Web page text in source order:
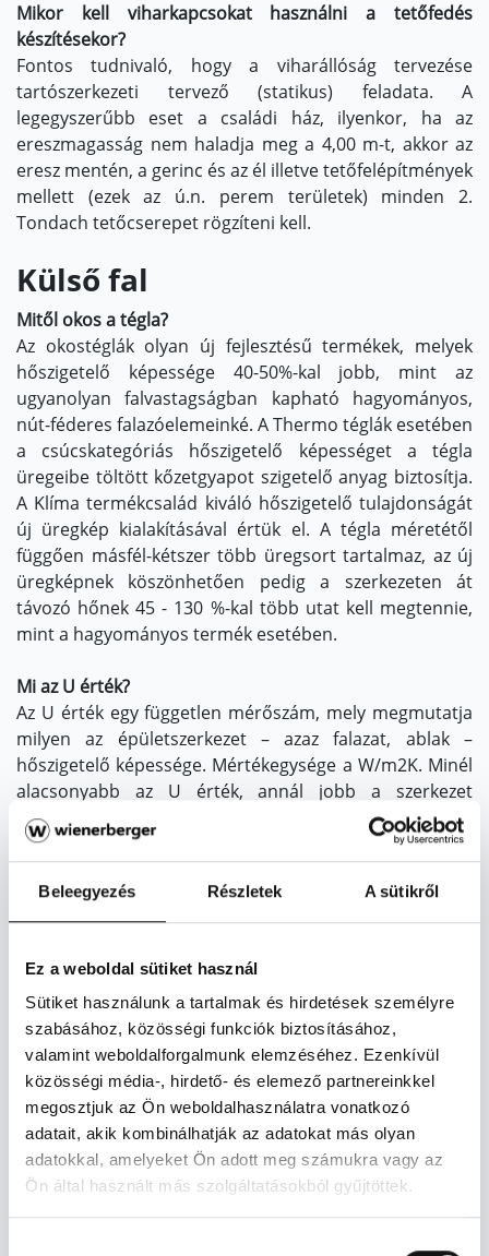
Beleegyezés Részletek A sütikről
Ez a weboldal sütiket használ
Sütiket használunk a tartalmak és hirdetések személyre
szabásához, közösségi funkciók biztosításához,
valamint weboldalforgalmunk elemzéséhez. Ezenkívül
közösségi média-, hirdető- és elemező partnereinkkel
megosztjuk az Ön weboldalhasználatra vonatkozó
adatait, akik kombinálhatják az adatokat más olyan
adatokkal, amelyeket Ön adott meg számukra vagy az
Ön által használt más szolgáltatásokból gyűjtöttek.
Mikor kell viharkapcsokat használni a tetőfedés
készítésekor?
Fontos tudnivaló, hogy a viharállóság tervezése
tartószerkezeti tervező (statikus) feladata. A
legegyszerűbb eset a családi ház, ilyenkor, ha az
ereszmagasság nem haladja meg a 4,00 m-t, akkor az
eresz mentén, a gerinc és az él illetve tetőfelépítmények
mellett (ezek az ú.n. perem területek) minden 2.
Tondach tetőcserepet rögzíteni kell.
Külső fal
Mitől okos a tégla?
Az okostéglák olyan új fejlesztésű termékek, melyek
hőszigetelő képessége 40-50%-kal jobb, mint az
ugyanolyan falvastagságban kapható hagyományos,
nút-féderes falazóelemeinké. A Thermo téglák esetében
a csúcskategóriás hőszigetelő képességet a tégla
üregeibe töltött kőzetgyapot szigetelő anyag biztosítja.
A Klíma termékcsalád kiváló hőszigetelő tulajdonságát
új üregkép kialakításával értük el. A tégla méretétől
függően másfél-kétszer több üregsort tartalmaz, az új
üregképnek köszönhetően pedig a szerkezeten át
távozó hőnek 45 - 130 %-kal több utat kell megtennie,
mint a hagyományos termék esetében.
Mi az U érték?
Az U érték egy független mérőszám, mely megmutatja
milyen az épületszerkezet – azaz falazat, ablak –
hőszigetelő képessége. Mértékegysége a W/m2K. Minél
alacsonyabb az U érték, annál jobb a szerkezet
hőszigetelő képessége. Tégláinkat U értékük alapján
energetikai osztályokba soroltuk, amely megkönnyíti a
termékek összehasonlítását. Ha téglaválasztás előtt
állunk, érdemes a termék ára mellett a hőszigetelő
képességét, az U értékét is figyelembe venni, és a
Mitől függ a téglák hőszigetelő képessége?
A hőszigetelő képesség a tégla falvastagságától, a belső
üregszerkezetétől, és a gyártáshoz felhasznált
agyagkeverék összetételétől függ.
Mitől jobb hőszigetelő képességű az okos tégla?
A Klíma téglák üregképe olyan, hogy a hőnek csaknem
kétszer olyan hosszú utat kell megtennie a téglán